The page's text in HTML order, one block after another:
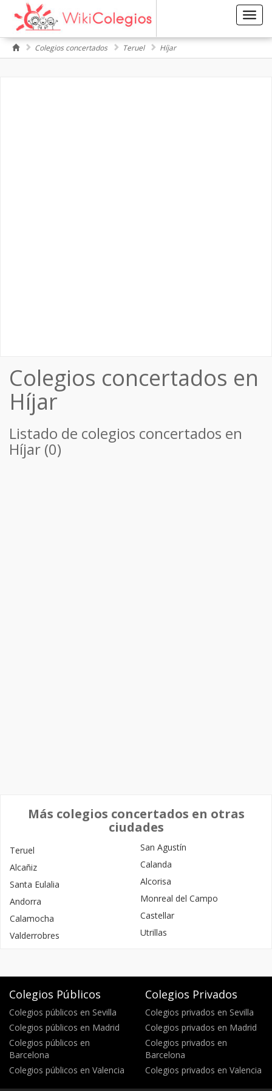
Colegios concertados Teruel Híjar
Colegios concertados en
Híjar
Listado de colegios concertados en
Híjar (0)
Más colegios concertados en otras
ciudades
Teruel
Alcañiz
Santa Eulalia
Andorra
Calamocha
Valderrobres
San Agustín
Calanda
Alcorisa
Monreal del Campo
Castellar
Utrillas
Colegios Públicos
Colegios públicos en Sevilla
Colegios públicos en Madrid
Colegios públicos en
Barcelona
Colegios públicos en Valencia
Colegios Privados
Colegios privados en Sevilla
Colegios privados en Madrid
Colegios privados en
Barcelona
Colegios privados en Valencia